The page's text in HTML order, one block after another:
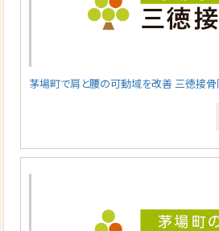
茅場町で肩と腰の可動域を改善 三徳接